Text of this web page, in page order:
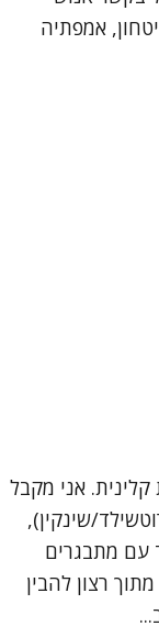
אמפתיה
אני מקבל
שינקין),
עם מתבגרים
רצון להבין